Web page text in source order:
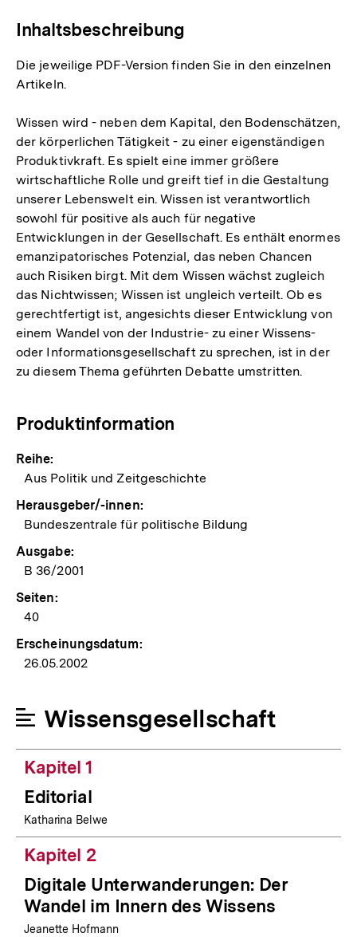
Inhaltsbeschreibung
Die jeweilige PDF-Version finden Sie in den einzelnen
Artikeln.
Wissen wird - neben dem Kapital, den Bodenschätzen,
der körperlichen Tätigkeit - zu einer eigenständigen
Produktivkraft. Es spielt eine immer größere
wirtschaftliche Rolle und greift tief in die Gestaltung
unserer Lebenswelt ein. Wissen ist verantwortlich
sowohl für positive als auch für negative
Entwicklungen in der Gesellschaft. Es enthält enormes
emanzipatorisches Potenzial, das neben Chancen
auch Risiken birgt. Mit dem Wissen wächst zugleich
das Nichtwissen; Wissen ist ungleich verteilt. Ob es
gerechtfertigt ist, angesichts dieser Entwicklung von
einem Wandel von der Industrie- zu einer Wissens-
oder Informationsgesellschaft zu sprechen, ist in der
zu diesem Thema geführten Debatte umstritten.
Produktinformation
Reihe:
Aus Politik und Zeitgeschichte
Herausgeber/-innen:
Bundeszentrale für politische Bildung
Ausgabe:
B 36/2001
Seiten:
40
Erscheinungsdatum:
26.05.2002
Wissensgesellschaft
Kapitel 1
Editorial
Katharina Belwe
Kapitel 2
Digitale Unterwanderungen: Der
Wandel im Innern des Wissens
Jeanette Hofmann